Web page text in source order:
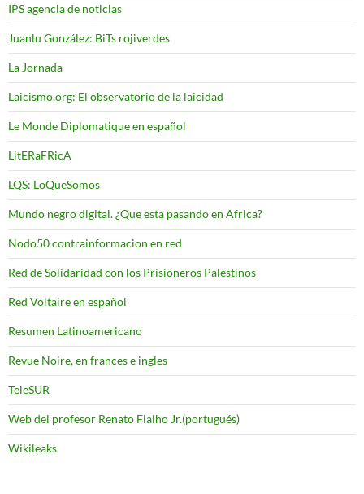
IPS agencia de noticias
Juanlu González: BiTs rojiverdes
La Jornada
Laicismo.org: El observatorio de la laicidad
Le Monde Diplomatique en español
LitERaFRicA
LQS: LoQueSomos
Mundo negro digital. ¿Que esta pasando en Africa?
Nodo50 contrainformacion en red
Red de Solidaridad con los Prisioneros Palestinos
Red Voltaire en español
Resumen Latinoamericano
Revue Noire, en frances e ingles
TeleSUR
Web del profesor Renato Fialho Jr.(portugués)
Wikileaks